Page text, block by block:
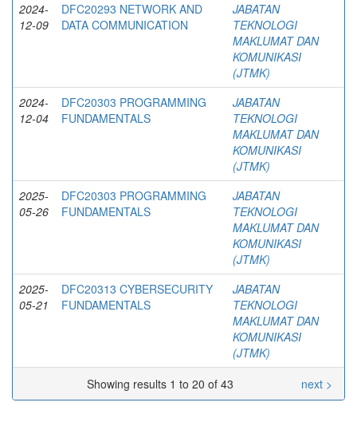
2024-
12-09
DFC20293 NETWORK AND
DATA COMMUNICATION
JABATAN
TEKNOLOGI
MAKLUMAT DAN
KOMUNIKASI
(JTMK)
2024-
12-04
DFC20303 PROGRAMMING
FUNDAMENTALS
JABATAN
TEKNOLOGI
MAKLUMAT DAN
KOMUNIKASI
(JTMK)
2025-
05-26
DFC20303 PROGRAMMING
FUNDAMENTALS
JABATAN
TEKNOLOGI
MAKLUMAT DAN
KOMUNIKASI
(JTMK)
2025-
05-21
DFC20313 CYBERSECURITY
FUNDAMENTALS
JABATAN
TEKNOLOGI
MAKLUMAT DAN
KOMUNIKASI
(JTMK)
Showing results 1 to 20 of 43
next >